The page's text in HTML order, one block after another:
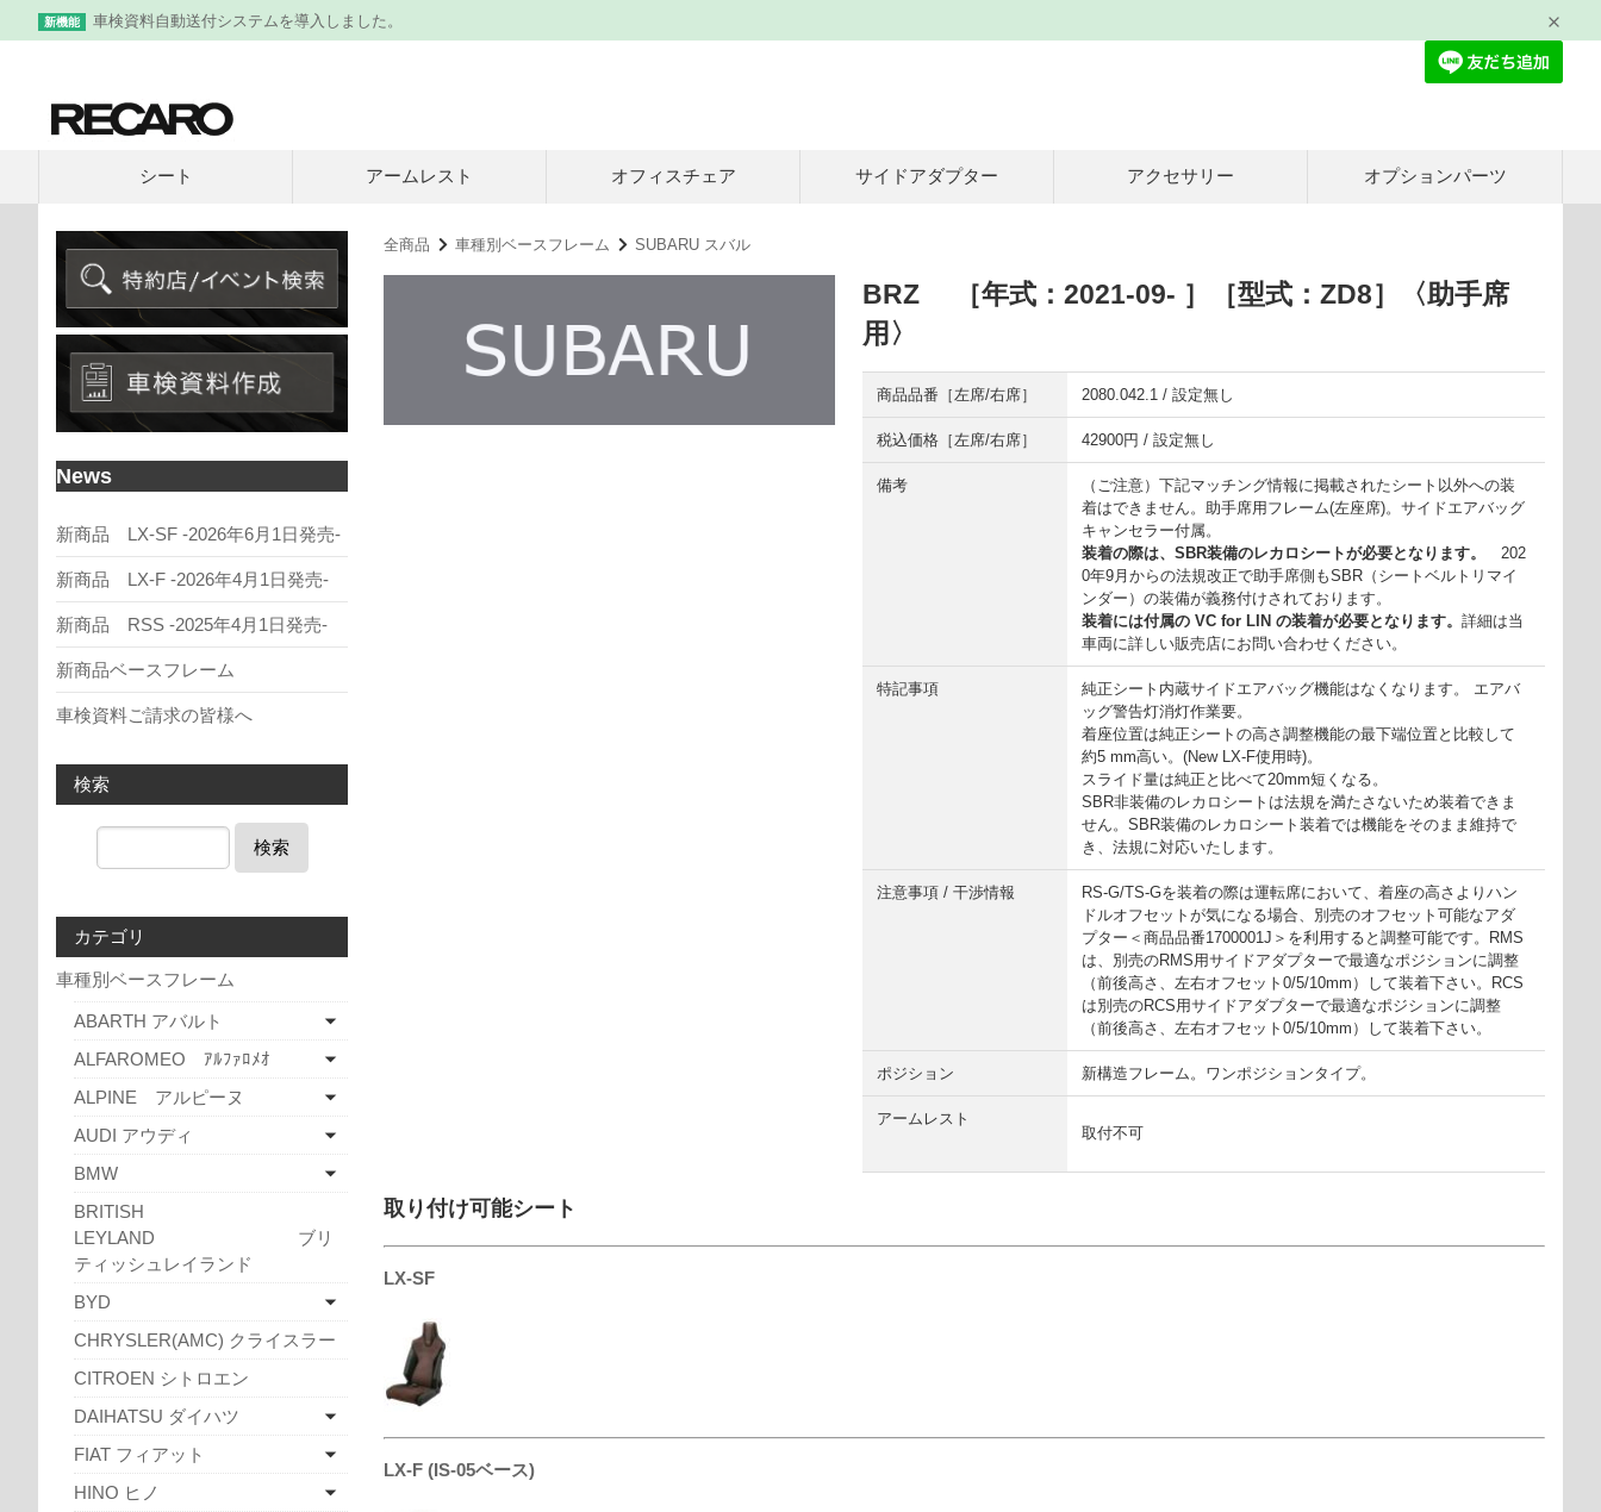
新機能 車検資料自動送付システムを導入しました。
シート アームレスト オフィスチェア サイドアダプター アクセサリー オプションパーツ
全商品 車種別ベースフレーム SUBARU スバル
BRZ ［年式：2021-09- ］［型式：ZD8］〈助手席
用〉
商品品番［左席/右席］ 2080.042.1 / 設定無し
税込価格［左席/右席］ 42900円 / 設定無し
備考
（ご注意）下記マッチング情報に掲載されたシート以外への装
着はできません。助手席用フレーム(左座席)。サイドエアバッグ
キャンセラー付属。
装着の際は、SBR装備のレカロシートが必要となります。
202
0年9月からの法規改正で助手席側もSBR（シートベルトリマイ
ンダー）の装備が義務付けされております。
装着には付属の VC for LIN の装着が必要となります。詳細は当
車両に詳しい販売店にお問い合わせください。
特記事項
純正シート内蔵サイドエアバッグ機能はなくなります。 エアバ
ッグ警告灯消灯作業要。
着座位置は純正シートの高さ調整機能の最下端位置と比較して
約5 mm高い。(New LX-F使用時)。
スライド量は純正と比べて20mm短くなる。
SBR非装備のレカロシートは法規を満たさないため装着できま
せん。SBR装備のレカロシート装着では機能をそのまま維持で
き、法規に対応いたします。
注意事項 / 干渉情報
RS-G/TS-Gを装着の際は運転席において、着座の高さよりハン
ドルオフセットが気になる場合、別売のオフセット可能なアダ
プター＜商品品番1700001J＞を利用すると調整可能です。RMS
は、別売のRMS用サイドアダプターで最適なポジションに調整
（前後高さ、左右オフセット0/5/10mm）して装着下さい。RCS
は別売のRCS用サイドアダプターで最適なポジションに調整
（前後高さ、左右オフセット0/5/10mm）して装着下さい。
ポジション 新構造フレーム。ワンポジションタイプ。
アームレスト
取付不可
取り付け可能シート
LX-SF
LX-F (IS-05ベース)
News
新商品 LX-SF -2026年6月1日発売-
新商品 LX-F -2026年4月1日発売-
新商品 RSS -2025年4月1日発売-
新商品ベースフレーム
車検資料ご請求の皆様へ
検索
検索
カテゴリ
車種別ベースフレーム
ABARTH アバルト
ALFAROMEO ｱﾙﾌｧﾛﾒｵ
ALPINE アルピーヌ
AUDI アウディ
BMW
BRITISH
LEYLAND ブリ
ティッシュレイランド
BYD
CHRYSLER(AMC) クライスラー
CITROEN シトロエン
DAIHATSU ダイハツ
FIAT フィアット
HINO ヒノ